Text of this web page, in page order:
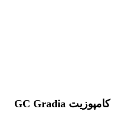
کامپوزیت GC Gradia